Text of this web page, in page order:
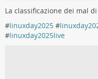
La classificazione dei mal
#linuxday2025 #
#linuxday2025live